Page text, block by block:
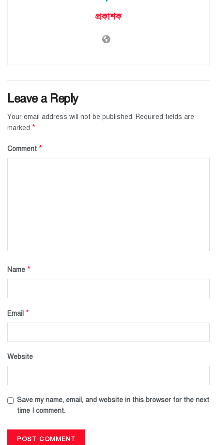
প্রকাশক
Leave a Reply
Your email address will not be published. Required fields are
marked *
Comment *
Name *
Email *
Website
Save my name, email, and website in this browser for the next
time I comment.